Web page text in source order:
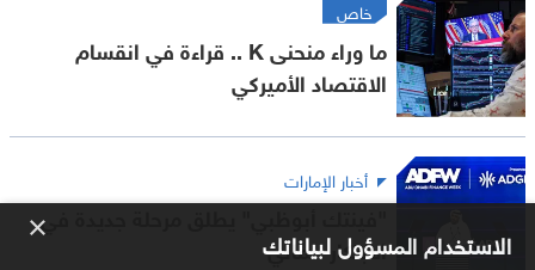
خاص
ما وراء منحنى K .. قراءة في انقسام
الاقتصاد الأميركي
أخبار الإمارات
"فينتك أبوظبي" يطلق مرحلة جديدة في
الابتكار المالي
× الاستخدام المسؤول لبياناتك